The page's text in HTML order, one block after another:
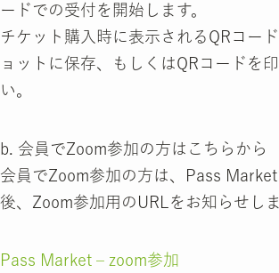
ードでの受付を開始します。
チケット購入時に表示されるQRコー
ョットに保存、もしくはQRコードを
い。
b. 会員でZoom参加の方はこちらから
会員でZoom参加の方は、Pass
後、Zoom参加用のURLをお知らせしま
Pass Market – zoom参加